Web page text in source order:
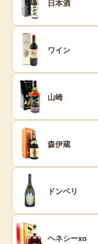
日本酒
ワイン
山崎
森伊蔵
ドンペリ
ヘネシーxo